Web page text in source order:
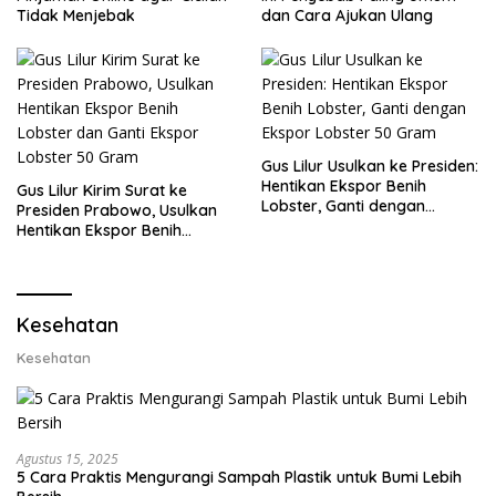
Tidak Menjebak
dan Cara Ajukan Ulang
Gus Lilur Kirim Surat ke
Presiden Prabowo, Usulkan
Hentikan Ekspor Benih
Gus Lilur Usulkan ke Presiden:
Hentikan Ekspor Benih
Lobster, Ganti dengan
Kesehatan
Kesehatan
Agustus 15, 2025
5 Cara Praktis Mengurangi Sampah Plastik untuk Bumi Lebih